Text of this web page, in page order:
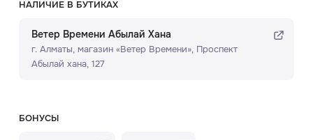
НАЛИЧИЕ В БУТИКАХ
Ветер Времени Абылай Хана
г. Алматы, ​магазин «Ветер Времени»​, Проспект
Абылай хана, 127
БОНУСЫ